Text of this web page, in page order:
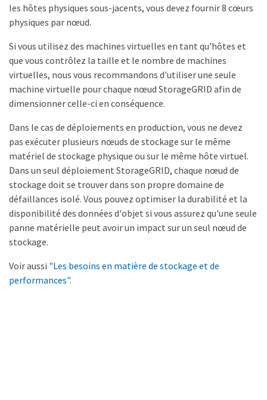
les hôtes physiques sous-jacents, vous devez fournir 8 cœurs
physiques par nœud.
Si vous utilisez des machines virtuelles en tant qu'hôtes et
que vous contrôlez la taille et le nombre de machines
virtuelles, nous vous recommandons d'utiliser une seule
machine virtuelle pour chaque nœud StorageGRID afin de
dimensionner celle-ci en conséquence.
Dans le cas de déploiements en production, vous ne devez
pas exécuter plusieurs nœuds de stockage sur le même
matériel de stockage physique ou sur le même hôte virtuel.
Dans un seul déploiement StorageGRID, chaque nœud de
stockage doit se trouver dans son propre domaine de
défaillances isolé. Vous pouvez optimiser la durabilité et la
disponibilité des données d'objet si vous assurez qu'une seule
panne matérielle peut avoir un impact sur un seul nœud de
stockage.
Voir aussi "Les besoins en matière de stockage et de
performances".